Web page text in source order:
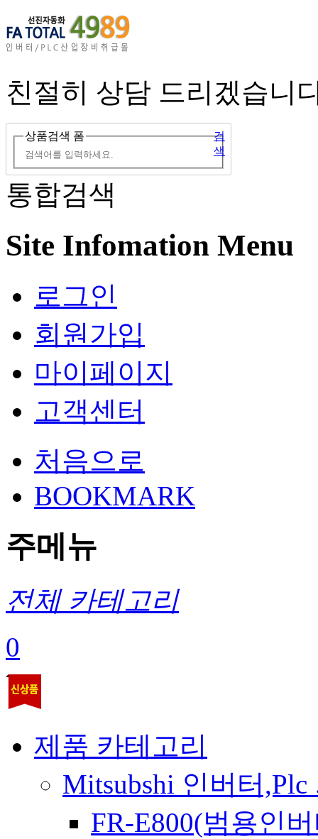
친절히 상담 드리겠습니
상품검색 폼
검
색
통합검색
Site Infomation Menu
로그인
회원가입
마이페이지
고객센터
처음으로
BOOKMARK
주메뉴
전체 카테고리
0
제품 카테고리
Mitsubshi 인버터,Plc
FR-E800(범용인